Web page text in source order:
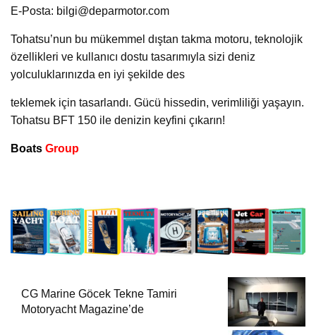
E-Posta: bilgi@deparmotor.com
Tohatsu’nun bu mükemmel dıştan takma motoru, teknolojik
özellikleri ve kullanıcı dostu tasarımıyla sizi deniz
yolculuklarınızda en iyi şekilde des
teklemek için tasarlandı. Gücü hissedin, verimliliği yaşayın.
Tohatsu BFT 150 ile denizin keyfini çıkarın!
Boats Group
CG Marine Göcek Tekne Tamiri
Motoryacht Magazine’de